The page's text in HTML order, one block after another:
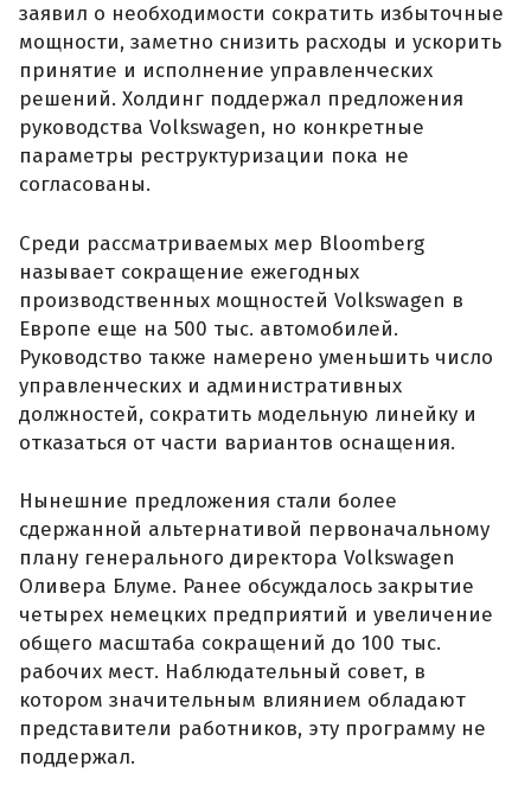
заявил о необходимости сократить избыточные
мощности, заметно снизить расходы и ускорить
принятие и исполнение управленческих
решений. Холдинг поддержал предложения
руководства Volkswagen, но конкретные
параметры реструктуризации пока не
согласованы.
Среди рассматриваемых мер Bloomberg
называет сокращение ежегодных
производственных мощностей Volkswagen в
Европе еще на 500 тыс. автомобилей.
Руководство также намерено уменьшить число
управленческих и административных
должностей, сократить модельную линейку и
отказаться от части вариантов оснащения.
Нынешние предложения стали более
сдержанной альтернативой первоначальному
плану генерального директора Volkswagen
Оливера Блуме. Ранее обсуждалось закрытие
четырех немецких предприятий и увеличение
общего масштаба сокращений до 100 тыс.
рабочих мест. Наблюдательный совет, в
котором значительным влиянием обладают
представители работников, эту программу не
поддержал.